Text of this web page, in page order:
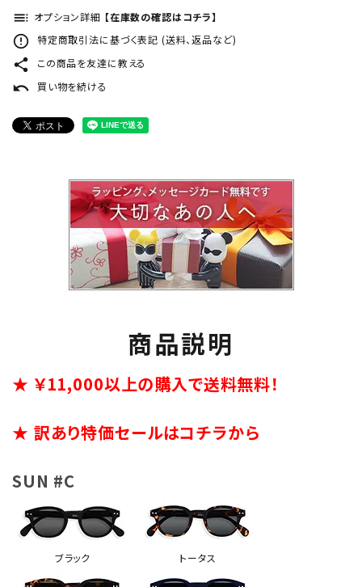
toc オプション詳細 【在庫数の確認はコチラ】
error_outline 特定商取引法に基づく表記 (送料、返品など)
share この商品を友達に教える
undo 買い物を続ける
商品説明
★ ￥11,000以上の購入で送料無料！
★ 訳あり特価セールはコチラから
SUN #C
ブラック トータス